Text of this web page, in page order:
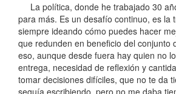
La política, donde he trabajado 30
para más. Es un desafío continuo, es la
siempre ideando cómo puedes hacer
que redunden en beneficio del conjunto
eso, aunque desde fuera hay quien no
entrega, necesidad de reflexión y
tomar decisiones difíciles, que no te da